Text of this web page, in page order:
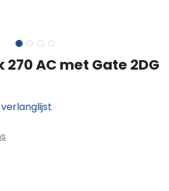
270 AC met Gate 2DG